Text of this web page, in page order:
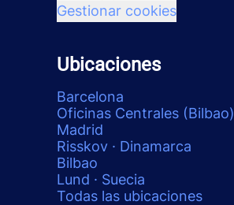
Gestionar cookies
Ubicaciones
Barcelona
Oficinas Centrales (Bilbao)
Madrid
Risskov · Dinamarca
Bilbao
Lund · Suecia
Todas las ubicaciones